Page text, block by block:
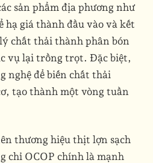
sản phẩm địa phương như
hạ giá thành đầu vào và kết
chất thải thành phân bón
vụ lại trồng trọt. Đặc biệt,
nghệ để biến chất thải
tạo thành một vòng tuần
thương hiệu thịt lợn sạch
chỉ OCOP chính là mạnh